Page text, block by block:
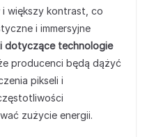
większy kontrast, co
i immersyjne
dotyczące technologie
producenci będą dążyć
pikseli i
zużycie energii.